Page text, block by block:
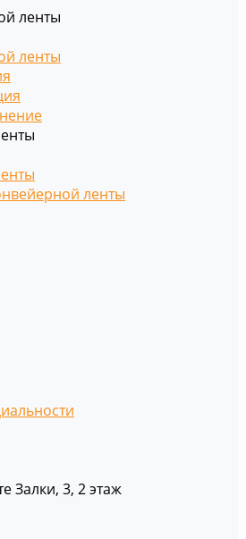
ленты
ленты
ленты
Залки, 3, 2 этаж